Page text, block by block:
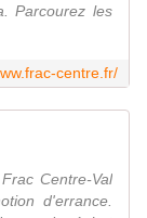
Parcourez les
centre.fr/
Centre-Val
d'errance.